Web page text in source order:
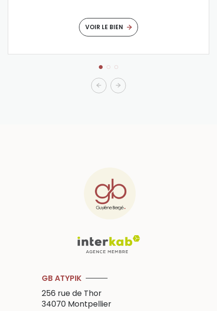
VOIR LE BIEN
GB ATYPIK
256 rue de Thor
34070 Montpellier